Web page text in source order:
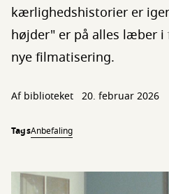
kærlighedshistorier er
højder" er på alles læber i
nye filmatisering.
Af biblioteket 20. februar 2026
TagsAnbefaling